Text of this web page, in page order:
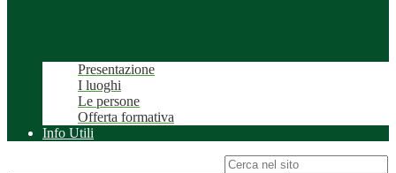
Presentazione
I luoghi
Le persone
Offerta formativa
Info Utili